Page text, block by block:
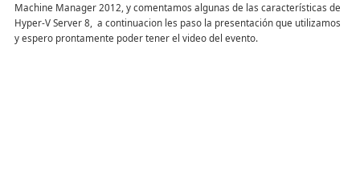
Machine Manager 2012, y comentamos algunas de las características de
Hyper-V Server 8, a continuacion les paso la presentación que utilizamos
y espero prontamente poder tener el video del evento.